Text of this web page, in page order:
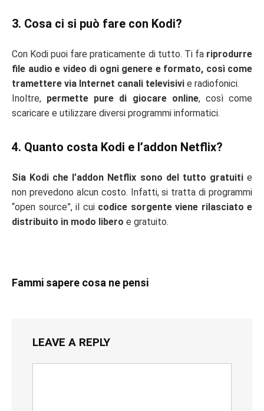
3. Cosa ci si può fare con Kodi?
Con Kodi puoi fare praticamente di tutto. Ti fa riprodurre
file audio e video di ogni genere e formato, così come
tramettere via Internet canali televisivi e radiofonici.
Inoltre, permette pure di giocare online, così come
scaricare e utilizzare diversi programmi informatici.
4. Quanto costa Kodi e l’addon Netflix?
Sia Kodi che l’addon Netflix sono del tutto gratuitie
non prevedono alcun costo. Infatti, si tratta di programmi
“open source”, il cuicodice sorgente viene rilasciato e
distribuito in modo libero e gratuito.
Fammi sapere cosa ne pensi
LEAVE A REPLY